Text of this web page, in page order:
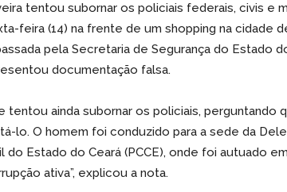
tentou subornar os policiais federais, civis e
feira (14) na frente de um shopping na cidade
pela Secretaria de Segurança do Estado
documentação falsa.
tentou ainda subornar os policiais, perguntando
lo. O homem foi conduzido para a sede da
do Estado do Ceará (PCCE), onde foi autuado
ativa”, explicou a nota.